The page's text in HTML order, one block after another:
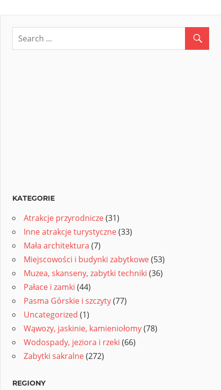
KATEGORIE
Atrakcje przyrodnicze(31)
Inne atrakcje turystyczne(33)
Mała architektura (7)
Miejscowości i budynki zabytkowe(53)
Muzea, skanseny, zabytki techniki (36)
Pałace i zamki (44)
Pasma Górskie i szczyty(77)
Uncategorized (1)
Wąwozy, jaskinie, kamieniołomy(78)
Wodospady, jeziora i rzeki (66)
Zabytki sakralne(272)
REGIONY